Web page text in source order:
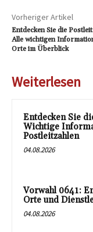
Vorheriger Artikel
Entdecken Sie die
Alle wichtigen
Orte im Überblick
Weiterlesen
Entdecken Sie
Wichtige
Postleitzahlen
04.08.2026
Vorwahl 0641:
Orte und
04.08.2026